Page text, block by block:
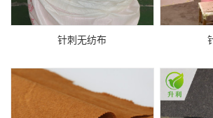
针刺无纺布